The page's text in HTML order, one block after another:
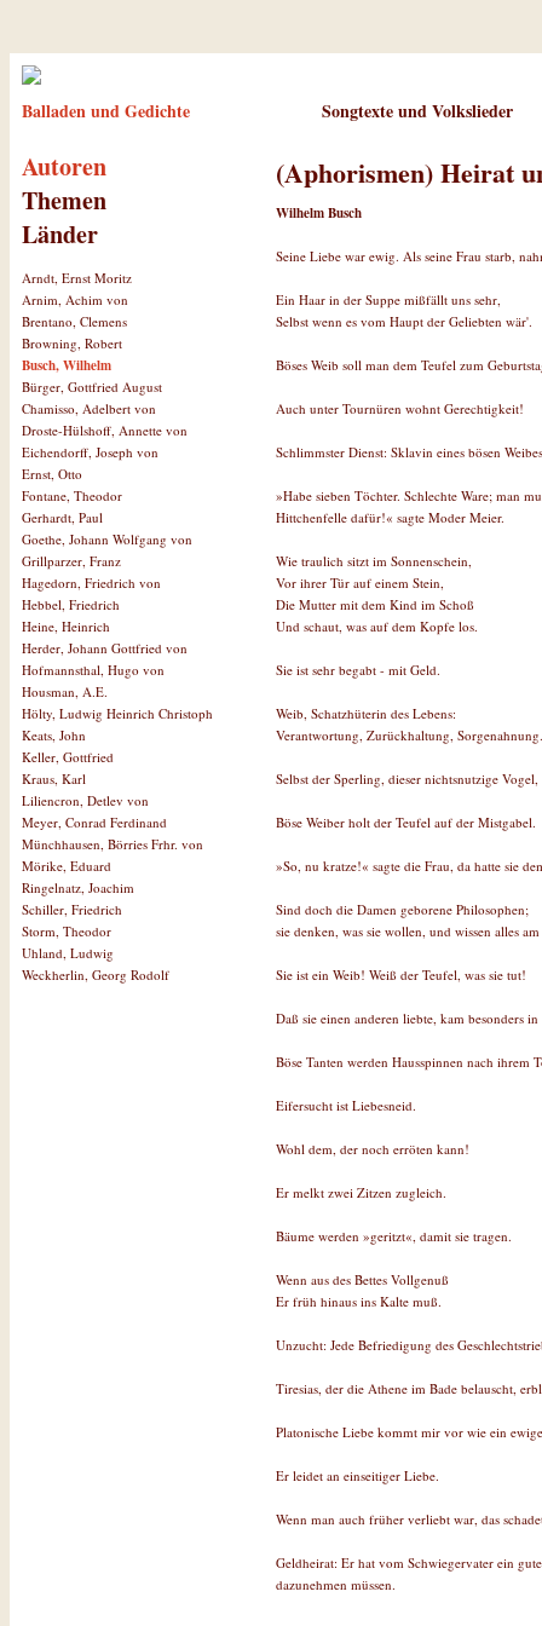
Balladen und Gedichte Songtexte und Volkslieder
Autoren
Themen
Länder
Arndt, Ernst Moritz
Arnim, Achim von
Brentano, Clemens
Browning, Robert
Busch, Wilhelm
Bürger, Gottfried August
Chamisso, Adelbert von
Droste-Hülshoff, Annette von
Eichendorff, Joseph von
Ernst, Otto
Fontane, Theodor
Gerhardt, Paul
Goethe, Johann Wolfgang von
Grillparzer, Franz
Hagedorn, Friedrich von
Hebbel, Friedrich
Heine, Heinrich
Herder, Johann Gottfried von
Hofmannsthal, Hugo von
Housman, A.E.
Hölty, Ludwig Heinrich Christoph
Keats, John
Keller, Gottfried
Kraus, Karl
Liliencron, Detlev von
Meyer, Conrad Ferdinand
Münchhausen, Börries Frhr. von
Mörike, Eduard
Ringelnatz, Joachim
Schiller, Friedrich
Storm, Theodor
Uhland, Ludwig
Weckherlin, Georg Rodolf
(Aphorismen) Heirat
Wilhelm Busch
Seine Liebe war ewig. Als seine Frau starb,
Ein Haar in der Suppe mißfällt uns sehr,
Selbst wenn es vom Haupt der Geliebten wär'.
Böses Weib soll man dem Teufel zum
Auch unter Tournüren wohnt Gerechtigkeit!
Schlimmster Dienst: Sklavin eines bösen
»Habe sieben Töchter. Schlechte Ware; man
Hittchenfelle dafür!« sagte Moder Meier.
Wie traulich sitzt im Sonnenschein,
Vor ihrer Tür auf einem Stein,
Die Mutter mit dem Kind im Schoß
Und schaut, was auf dem Kopfe los.
Sie ist sehr begabt - mit Geld.
Weib, Schatzhüterin des Lebens:
Verantwortung, Zurückhaltung, Sorgenahnung.
Selbst der Sperling, dieser nichtsnutzige
Böse Weiber holt der Teufel auf der Mistgabel.
»So, nu kratze!« sagte die Frau, da hatte sie
Sind doch die Damen geborene Philosophen;
sie denken, was sie wollen, und wissen alles am
Sie ist ein Weib! Weiß der Teufel, was sie tut!
Daß sie einen anderen liebte, kam besonders
Böse Tanten werden Hausspinnen nach ihrem
Eifersucht ist Liebesneid.
Wohl dem, der noch erröten kann!
Er melkt zwei Zitzen zugleich.
Bäume werden »geritzt«, damit sie tragen.
Wenn aus des Bettes Vollgenuß
Er früh hinaus ins Kalte muß.
Unzucht: Jede Befriedigung des
Tiresias, der die Athene im Bade belauscht,
Platonische Liebe kommt mir vor wie ein
Er leidet an einseitiger Liebe.
Wenn man auch früher verliebt war, das
Geldheirat: Er hat vom Schwiegervater ein
dazunehmen müssen.